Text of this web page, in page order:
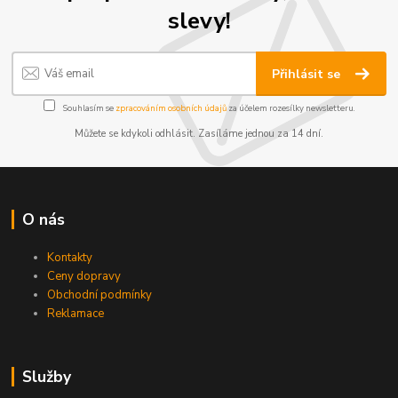
slevy!
Přihlásit se
Souhlasím se zpracováním osobních údajůza účelem rozesílky newsletteru.
Můžete se kdykoli odhlásit. Zasíláme jednou za 14 dní.
O nás
Kontakty
Ceny dopravy
Obchodní podmínky
Reklamace
Služby